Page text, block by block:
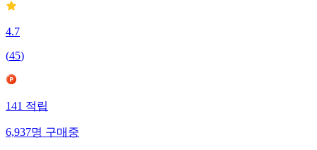
4.7
(45)
141적립
6,937명구매중